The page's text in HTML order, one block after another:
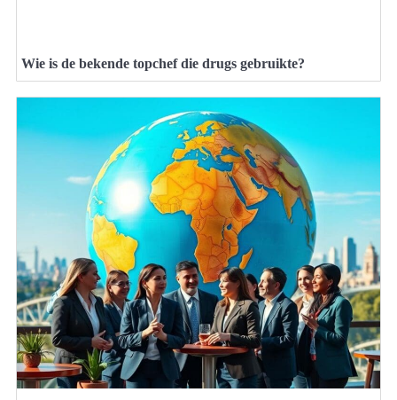
Wie is de bekende topchef die drugs gebruikte?